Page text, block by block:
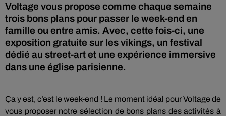
Voltage vous propose comme chaque semaine
trois bons plans pour passer le week-end en
famille ou entre amis. Avec, cette fois-ci, une
exposition gratuite sur les vikings, un festival
dédié au street-art et une expérience immersive
dans une église parisienne.
Ça y est, c’est le week-end ! Le moment idéal pour Voltage de
vous proposer notre sélection de bons plans des activités à